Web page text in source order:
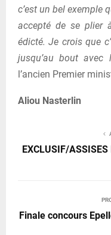
c’est un bel exemple
accepté de se plier
édicté. Je crois que
jusqu’au bout
l’ancien Premier
Aliou Nasterlin
EXCLUSIF/
Finale concours